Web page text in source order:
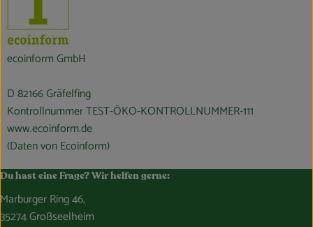
ecoinform GmbH
D 82166 Gräfelfing
Kontrollnummer TEST-ÖKO-KONTROLLNUMMER-111
www.ecoinform.de
(Daten von Ecoinform)
Du hast eine Frage? Wir helfen gerne:
Marburger Ring 46,
35274 Großseelheim